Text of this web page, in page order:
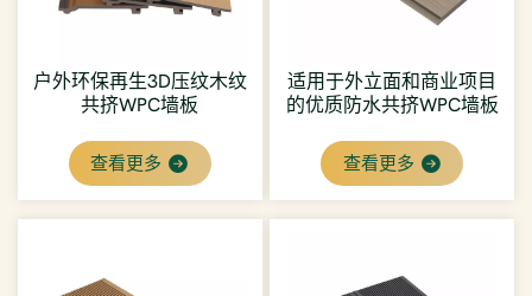
户外环保再生3D压纹木纹
共挤WPC墙板
查看更多
适用于外立面和商业项目
的优质防水共挤WPC墙板
查看更多